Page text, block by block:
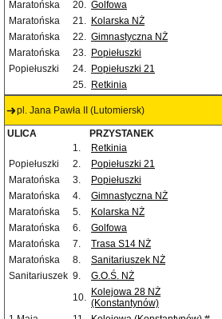
Maratońska
20. Golfowa
Maratońska
21. Kolarska NŻ
Maratońska
22. Gimnastyczna NŻ
Maratońska
23. Popiełuszki
Popiełuszki
24. Popiełuszki 21
25. Retkinia
pl. Jana Pawła II (Lutomiersk)
ULICA PRZYSTANEK
1.
Retkinia
Popiełuszki
2. Popiełuszki 21
Maratońska
3. Popiełuszki
Maratońska
4. Gimnastyczna NŻ
Maratońska
5. Kolarska NŻ
Maratońska
6. Golfowa
Maratońska
7. Trasa S14 NŻ
Maratońska
8. Sanitariuszek NŻ
Sanitariuszek 9. G.O.Ś. NŻ
10. Kolejowa 28 NŻ
(Konstantynów)